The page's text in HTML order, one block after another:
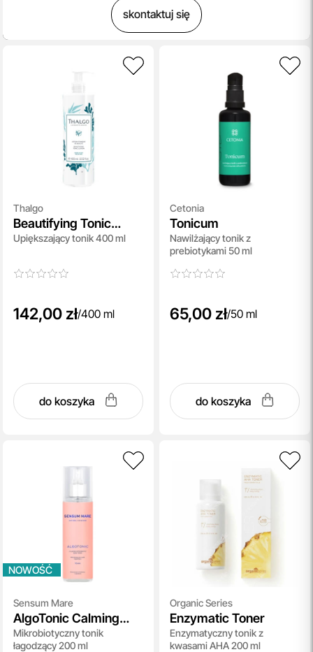
skontaktuj się
Thalgo
Beautifying Tonic
Lotion
Upiększający tonik 400 ml
142,00 zł/400 ml
do koszyka
Cetonia
Tonicum
Nawilżający tonik z
prebiotykami 50 ml
65,00 zł/50 ml
do koszyka
NOWOŚĆ
Sensum Mare
AlgoTonic Calming
Microbiotic Face Tonic
Mikrobiotyczny tonik
łagodzący 200 ml
Organic Series
Enzymatic Toner
Enzymatyczny tonik z
kwasami AHA 200 ml